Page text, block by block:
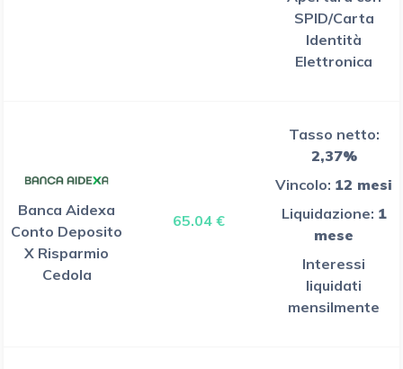
SPID/Carta
Identità
Elettronica
Banca Aidexa
Conto Deposito
X Risparmio
Cedola
65.04 €
Tasso netto:
2,37%
Vincolo: 12 mesi
Liquidazione: 1
mese
Interessi
liquidati
mensilmente